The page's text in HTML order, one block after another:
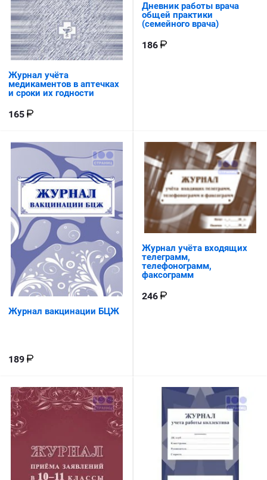
Журнал учёта
медикаментов в аптечках
и сроки их годности
165
Дневник работы врача
общей практики
(семейного врача)
186
Журнал вакцинации БЦЖ
189
Журнал учёта входящих
телеграмм,
телефонограмм,
факсограмм
246